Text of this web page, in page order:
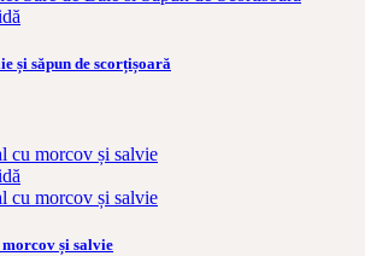
și săpun de scorțișoară
și salvie